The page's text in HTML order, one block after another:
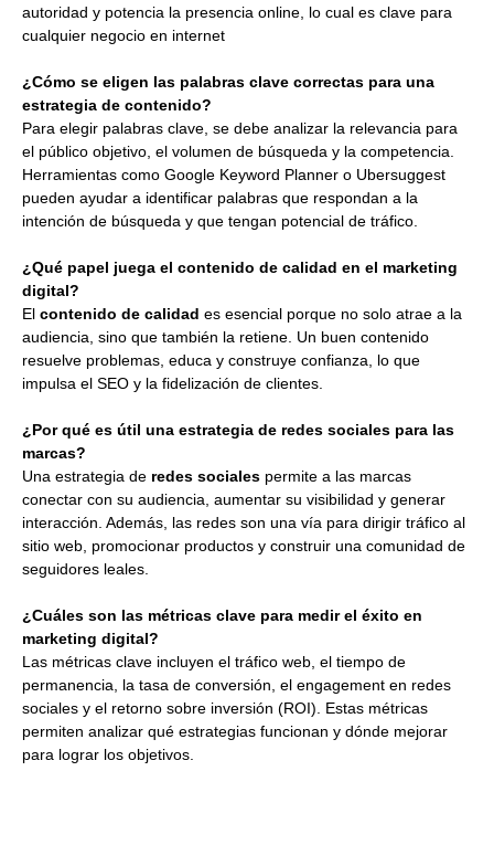
autoridad y potencia la presencia online, lo cual es clave para
cualquier negocio en internet
¿Cómo se eligen las palabras clave correctas para una
estrategia de contenido?
Para elegir palabras clave, se debe analizar la relevancia para
el público objetivo, el volumen de búsqueda y la competencia.
Herramientas como Google Keyword Planner o Ubersuggest
pueden ayudar a identificar palabras que respondan a la
intención de búsqueda y que tengan potencial de tráfico.
¿Qué papel juega el contenido de calidad en el marketing
digital?
El contenido de calidad es esencial porque no solo atrae a la
audiencia, sino que también la retiene. Un buen contenido
resuelve problemas, educa y construye confianza, lo que
impulsa el SEO y la fidelización de clientes.
¿Por qué es útil una estrategia de redes sociales para las
marcas?
Una estrategia de redes sociales permite a las marcas
conectar con su audiencia, aumentar su visibilidad y generar
interacción. Además, las redes son una vía para dirigir tráfico al
sitio web, promocionar productos y construir una comunidad de
seguidores leales.
¿Cuáles son las métricas clave para medir el éxito en
marketing digital?
Las métricas clave incluyen el tráfico web, el tiempo de
permanencia, la tasa de conversión, el engagement en redes
sociales y el retorno sobre inversión (ROI). Estas métricas
permiten analizar qué estrategias funcionan y dónde mejorar
para lograr los objetivos.